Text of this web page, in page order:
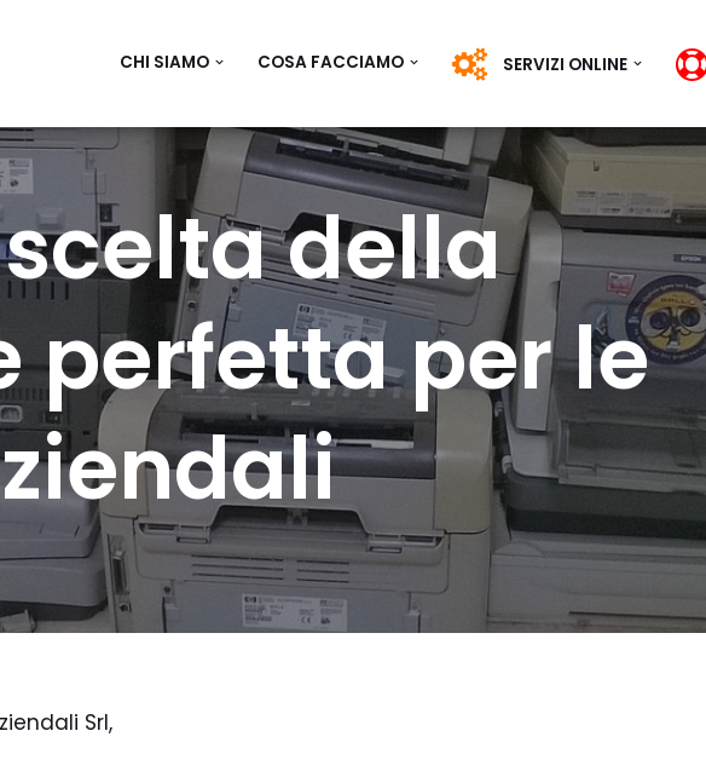
Vai
contenuto
CHI SIAMO COSA FACCIAMO SERVIZI ONLINE
della
perfetta per le
Srl,